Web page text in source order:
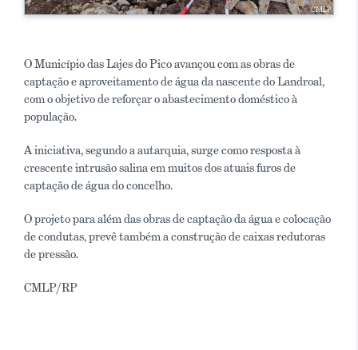
O Município das Lajes do Pico avançou com as obras de
captação e aproveitamento de água da nascente do Landroal,
com o objetivo de reforçar o abastecimento doméstico à
população.
A iniciativa, segundo a autarquia, surge como resposta à
crescente intrusão salina em muitos dos atuais furos de
captação de água do concelho.
O projeto para além das obras de captação da água e colocação
de condutas, prevê também a construção de caixas redutoras
de pressão.
CMLP/RP